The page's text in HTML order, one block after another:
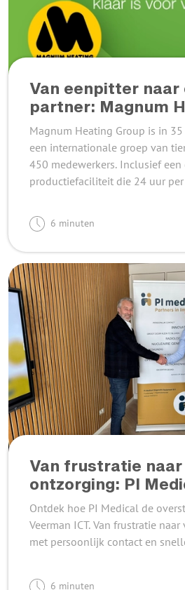
Van eenpitter naar
partner: Magnum
zet de stap naar
Magnum Heating Group is in
een internationale groep van
450 medewerkers. Inclusief een
productiefaciliteit die 24 uur
6 minuten
Van frustratie
ontzorging: PI
ideale ICT-partner
ICT
Ontdek hoe PI Medical de
Veerman ICT. Van frustratie
met persoonlijk contact en
6 minuten